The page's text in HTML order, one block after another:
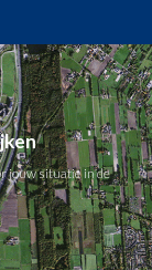
jouw situatie in de